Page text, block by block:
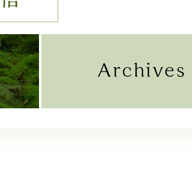
過去の放送